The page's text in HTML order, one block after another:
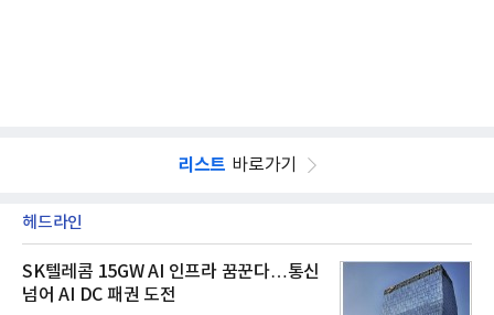
리스트 바로가기
헤드라인
SK텔레콤 15GW AI 인프라 꿈꾼다…통신
넘어 AI DC 패권 도전